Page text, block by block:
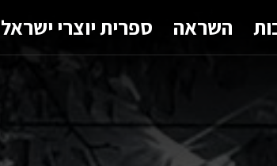
השראה ספרית יוצרי ישראל